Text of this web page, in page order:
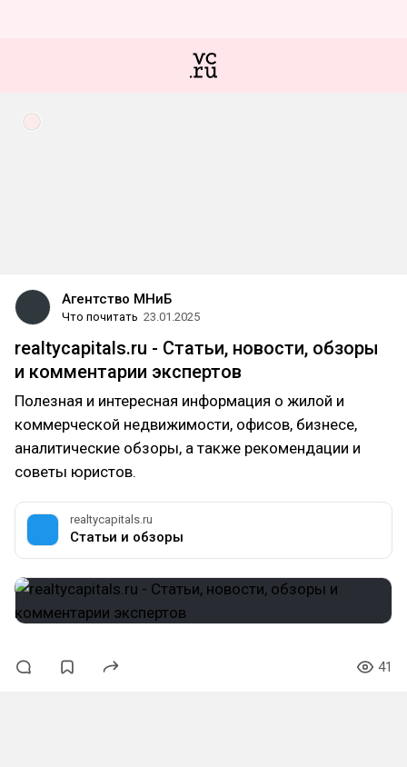
Агентство МНиБ
Что почитать 23.01.2025
realtycapitals.ru - Статьи, новости, обзоры
и комментарии экспертов
Полезная и интересная информация о жилой и
коммерческой недвижимости, офисов, бизнесе,
аналитические обзоры, а также рекомендации и
советы юристов.
realtycapitals.ru
Статьи и обзоры
41